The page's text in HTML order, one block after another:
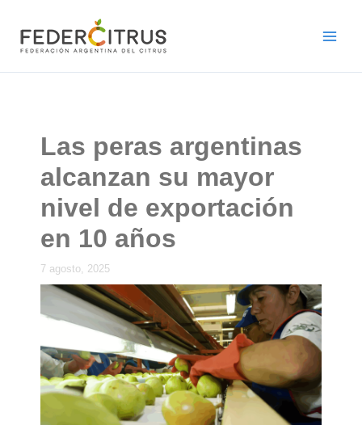
contenido
Las peras argentinas
alcanzan su mayor
nivel de exportación
en 10 años
7 agosto, 2025